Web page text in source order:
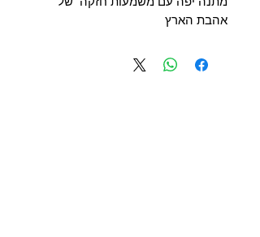
אהבת הארץ